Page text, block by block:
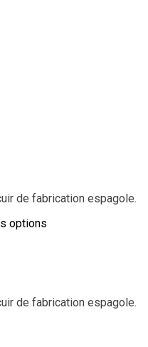
de fabrication espagole.
options
de fabrication espagole.